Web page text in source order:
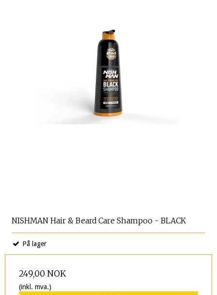
NISHMAN Hair & Beard Care Shampoo - BLACK
På lager
249,00 NOK
(inkl. mva.)